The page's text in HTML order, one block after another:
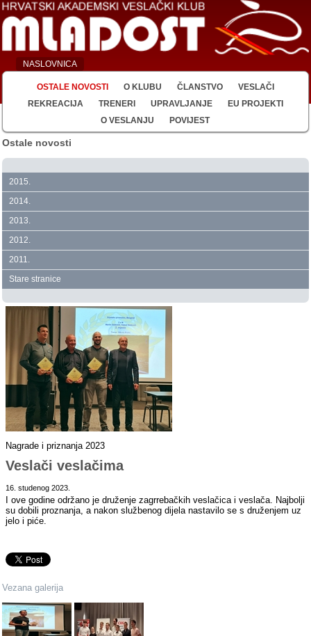
NASLOVNICA
OSTALE NOVOSTI O KLUBU ČLANSTVO
VESLAČI
REKREACIJA
TRENERI UPRAVLJANJE
EU PROJEKTI
O VESLANJU
POVIJEST
Ostale novosti
2015.
2014.
2013.
2012.
2011.
Stare stranice
Nagrade i priznanja 2023
Veslači veslačima
16. studenog 2023.
I ove godine održano je druženje zagrrebačkih veslačica i veslača. Najbolji
su dobili proznanja, a nakon službenog dijela nastavilo se s druženjem uz
jelo i piće.
Vezana galerija